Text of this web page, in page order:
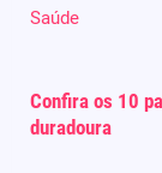
Saúde
Confira os 10
duradoura